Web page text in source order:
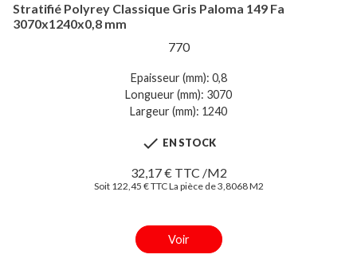
Stratifié Polyrey Classique Gris Paloma 149 Fa
3070x1240x0,8 mm
770
Epaisseur (mm): 0,8
Longueur (mm): 3070
Largeur (mm): 1240
 EN STOCK
32,17 € TTC /M2
Soit 122,45 € TTC La pièce de 3,8068 M2
Voir